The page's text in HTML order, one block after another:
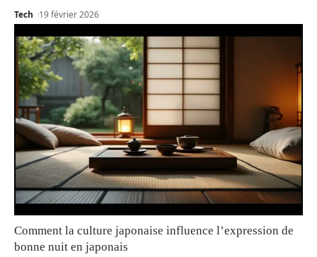
Tech 19 février 2026
Comment la culture japonaise influence l’expression de
bonne nuit en japonais